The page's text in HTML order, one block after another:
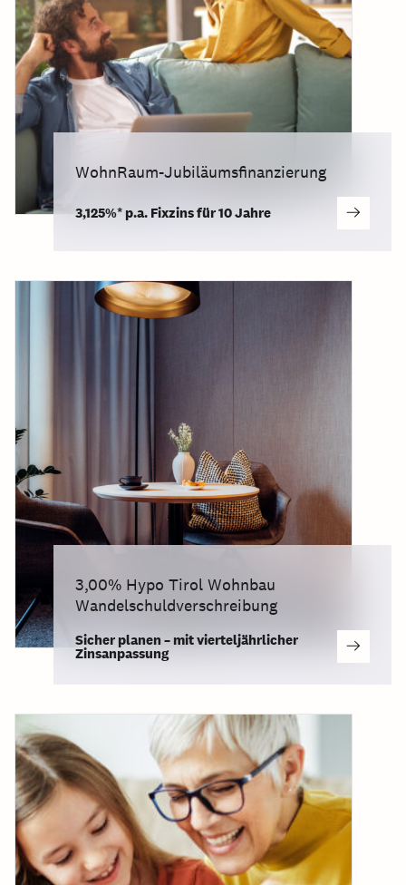
WohnRaum-Jubiläumsfinanzierung
3,125%* p.a. Fixzins für 10 Jahre
3,00% Hypo Tirol Wohnbau
Wandelschuldverschreibung
Sicher planen – mit vierteljährlicher
Zinsanpassung